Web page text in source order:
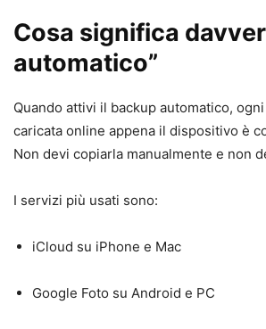
Cosa significa
automatico”
Quando attivi il backup automatico,
caricata online appena il dispositivo è
Non devi copiarla manualmente e non
I servizi più usati sono:
iCloud su iPhone e Mac
Google Foto su Android e PC